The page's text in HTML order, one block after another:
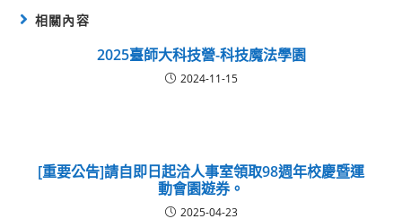
相關內容
2025臺師大科技營-科技魔法學園
2024-11-15
[重要公告]請自即日起洽人事室領取98週年校慶暨運
動會園遊券。
2025-04-23